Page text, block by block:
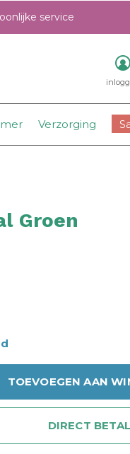
Verzorging
service
Groen
TOEVOEGEN AAN
DIRECT